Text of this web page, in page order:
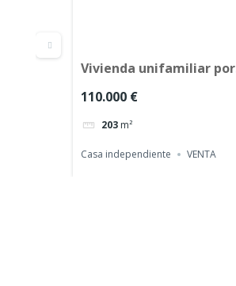
Vivienda unifamiliar por
Tormes (Ávila)
110.000 €
203 m²
Casa independiente VENTA